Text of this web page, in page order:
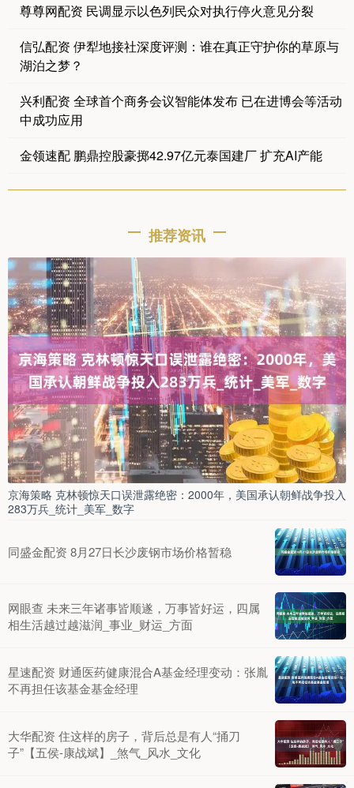
尊尊网配资 民调显示以色列民众对执行停火意见分裂
信弘配资 伊犁地接社深度评测：谁在真正守护你的草原与
湖泊之梦？
兴利配资 全球首个商务会议智能体发布 已在进博会等活动
中成功应用
金领速配 鹏鼎控股豪掷42.97亿元泰国建厂 扩充AI产能
推荐资讯
京海策略 克林顿惊天口误泄露绝密：2000年，美国承认朝鲜战争投入
283万兵_统计_美军_数字
同盛金配资 8月27日长沙废钢市场价格暂稳
网眼查 未来三年诸事皆顺遂，万事皆好运，四属
相生活越过越滋润_事业_财运_方面
星速配资 财通医药健康混合A基金经理变动：张胤
不再担任该基金基金经理
大华配资 住这样的房子，背后总是有人“捅刀
子”【五侯-康战斌】_煞气_风水_文化